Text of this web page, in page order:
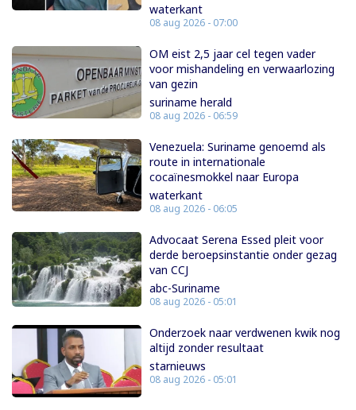
waterkant
08 aug 2026 - 07:00
OM eist 2,5 jaar cel tegen vader
voor mishandeling en verwaarlozing
van gezin
suriname herald
08 aug 2026 - 06:59
Venezuela: Suriname genoemd als
route in internationale
cocaïnesmokkel naar Europa
waterkant
08 aug 2026 - 06:05
Advocaat Serena Essed pleit voor
derde beroepsinstantie onder gezag
van CCJ
abc-Suriname
08 aug 2026 - 05:01
Onderzoek naar verdwenen kwik nog
altijd zonder resultaat
starnieuws
08 aug 2026 - 05:01